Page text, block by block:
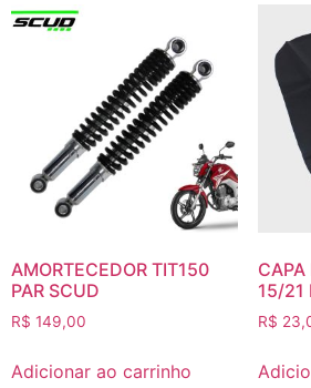
AMORTECEDOR TIT150
PAR SCUD
R$ 149,00
Adicionar ao carrinho
CAPA
15/21
R$